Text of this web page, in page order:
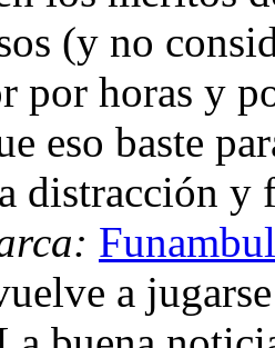
(y no
por horas y
eso baste
distracción
a